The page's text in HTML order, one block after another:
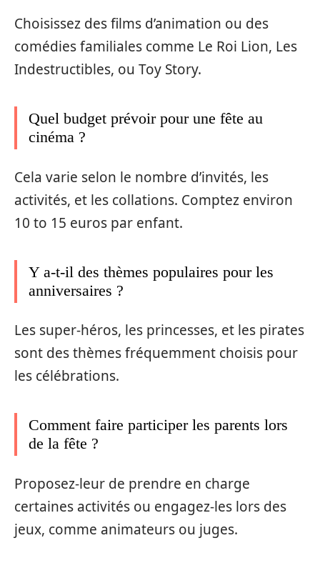
Choisissez des films d’animation ou des
comédies familiales comme Le Roi Lion, Les
Indestructibles, ou Toy Story.
Quel budget prévoir pour une fête au
cinéma ?
Cela varie selon le nombre d’invités, les
activités, et les collations. Comptez environ
10 to 15 euros par enfant.
Y a-t-il des thèmes populaires pour les
anniversaires ?
Les super-héros, les princesses, et les pirates
sont des thèmes fréquemment choisis pour
les célébrations.
Comment faire participer les parents lors
de la fête ?
Proposez-leur de prendre en charge
certaines activités ou engagez-les lors des
jeux, comme animateurs ou juges.